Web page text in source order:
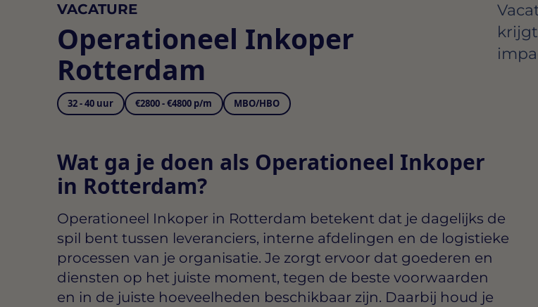
VACATURE
Operationeel Inkoper
Rotterdam
32 - 40 uur €2800 - €4800 p/m MBO/HBO
Wat ga je doen als Operationeel Inkoper
in Rotterdam?
Operationeel Inkoper in Rotterdam betekent dat je dagelijks de
spil bent tussen leveranciers, interne afdelingen en de logistieke
processen van je organisatie. Je zorgt ervoor dat goederen en
diensten op het juiste moment, tegen de beste voorwaarden
en in de juiste hoeveelheden beschikbaar zijn. Daarbij houd je